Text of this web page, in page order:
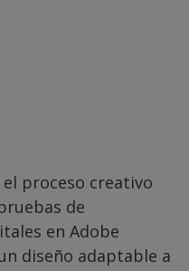
proceso creativo
de
en Adobe
diseño adaptable a